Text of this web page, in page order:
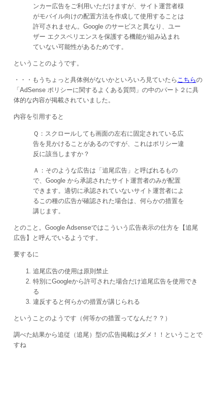
ンカー広告をご利用いただけますが、サイト運営者様
がモバイル向けの配置方法を作成して使用することは
許可されません。Google のサービスと異なり、ユー
ザー エクスペリエンスを保護する機能が組み込まれ
ていない可能性があるためです。
ということのようです。
・・・もうちょっと具体例がないかといろいろ見ていたら こちらの
「AdSense ポリシーに関するよくある質問」の中のパート２に具
体的な内容が掲載されていました。
内容を引用すると
Ｑ：スクロールしても画面の左右に固定されている広
告を見かけることがあるのですが、これはポリシー違
反に該当しますか？
Ａ：そのような広告は「追尾広告」と呼ばれるもの
で、Google から承認されたサイト運営者のみが配置
できます。適切に承認されていないサイト運営者によ
るこの種の広告が確認された場合は、何らかの措置を
講じます。
とのこと。Google Adsenseではこういう広告表示の仕方を【追尾
広告】と呼んでいるようです。
要するに
追尾広告の使用は原則禁止
特別にGoogleから許可された場合だけ追尾広告を使用でき
る
違反すると何らかの措置が講じられる
ということのようです（何等かの措置ってなんだ？？）
調べた結果から追従（追尾）型の広告掲載はダメ！！ということで
すね